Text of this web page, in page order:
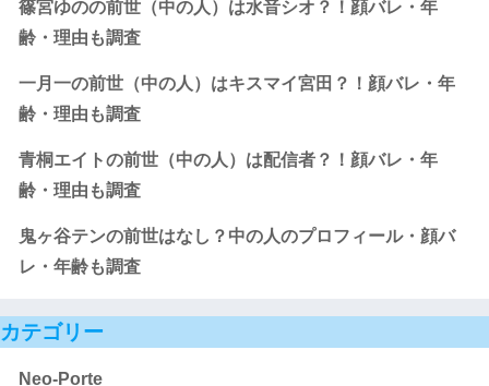
篠宮ゆのの前世（中の人）は水音シオ？！顔バレ・年
齢・理由も調査
一月一の前世（中の人）はキスマイ宮田？！顔バレ・年
齢・理由も調査
青桐エイトの前世（中の人）は配信者？！顔バレ・年
齢・理由も調査
鬼ヶ谷テンの前世はなし？中の人のプロフィール・顔バ
レ・年齢も調査
カテゴリー
Neo-Porte